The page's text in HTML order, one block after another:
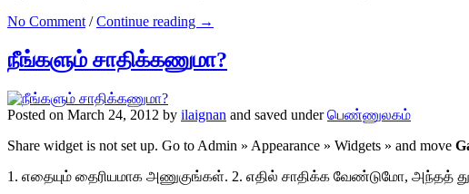
No Comment /Continue reading →
நீங்களும் சாதிக்கணுமா?
Posted on March 24, 2012 by ilaignan and saved underபெண்ணுலகம்
Share widget is not set up. Go to Admin » Appearance » Widgets » and move
1. எதையும் தைரியமாக அணுகுங்கள். 2. எதில் சாதிக்க வேண்டுமோ, அந்தத்